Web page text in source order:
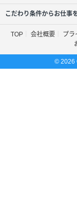
こだわり条件からお仕事
TOP 会社概要 プラ
© 2026